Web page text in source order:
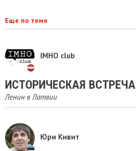
Еще по теме
IMHO club
ИСТОРИЧЕСКАЯ ВСТРЕЧА
Ленин в Латвии
Юри Кивит